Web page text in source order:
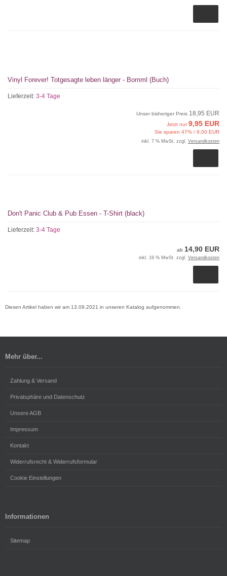
Vinyl Forever! Totgesagte leben länger - Bomml (Buch)
Lieferzeit: 3-4 Tage
Unser bisheriger Preis 18,95 EUR
Jetzt nur9,95 EUR
Sie sparen 47% / 9,00 EUR
inkl. 7 % MwSt. zzgl. Versandkosten
Don't Panic Club & Pub Essen - T-Shirt (black)
Lieferzeit: 3-4 Tage
ab 14,90 EUR
inkl. 19 % MwSt. zzgl. Versandkosten
Diesen Artikel haben wir am 13.09.2021 in unseren Katalog aufgenommen.
Mehr über...
Zahlung & Versand
Privatsphäre und Datenschutz
Unsere AGB
Impressum
Kontakt
Widerrufsrecht & Widerrufsformular
Cookie Einstellungen
Informationen
Sitemap